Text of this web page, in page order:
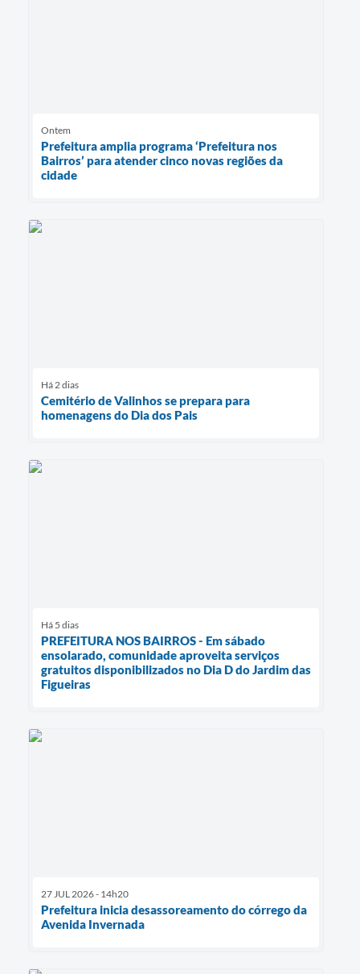
Ontem
Prefeitura amplia programa ‘Prefeitura nos
Bairros’ para atender cinco novas regiões da
cidade
Há 2 dias
Cemitério de Valinhos se prepara para
homenagens do Dia dos Pais
Há 5 dias
PREFEITURA NOS BAIRROS - Em sábado
ensolarado, comunidade aproveita serviços
gratuitos disponibilizados no Dia D do Jardim das
Figueiras
27 JUL 2026 - 14h20
Prefeitura inicia desassoreamento do córrego da
Avenida Invernada